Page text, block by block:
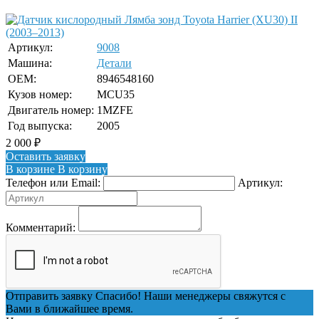
Артикул:
9008
Машина:
Детали
OEM:
8946548160
Кузов номер:
MCU35
Двигатель номер: 1MZFE
Год выпуска:
2005
2 000 ₽
Оставить заявку
В корзине В корзину
Телефон или Email:
Артикул:
Комментарий:
Отправить заявку Спасибо! Наши менеджеры свяжутся с
Вами в ближайшее время.